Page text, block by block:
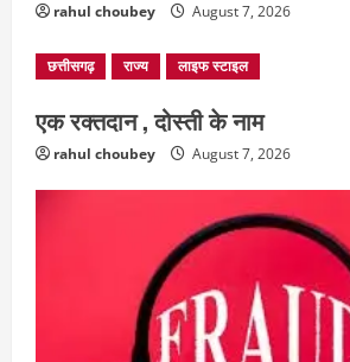
rahul choubey August 7, 2026
छत्तीसगढ़ राज्य लाइफ स्टाइल
एक रक्तदान , दोस्ती के नाम
rahul choubey August 7, 2026